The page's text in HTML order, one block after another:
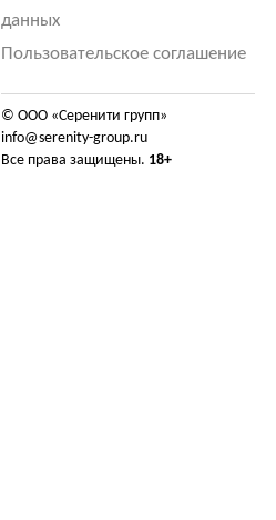
данных
Пользовательское соглашение
© ООО «Серенити групп»
info@serenity-group.ru
Все права защищены. 18+